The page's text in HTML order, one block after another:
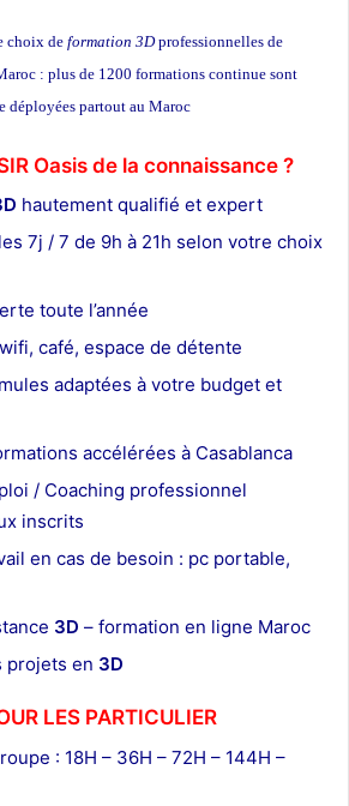
choix de formation 3Dprofessionnelles de
: plus de 1200 formations continue sont
déployées partout au Maroc
Oasis de la connaissance ?
hautement qualifié et expert
7j / 7 de 9h à 21h selon votre choix
toute l’année
café, espace de détente
adaptées à votre budget et
accélérées à Casablanca
/ Coaching professionnel
inscrits
en cas de besoin : pc portable,
3D – formation en ligne Maroc
projets en 3D
LES PARTICULIER
: 18H – 36H – 72H – 144H –